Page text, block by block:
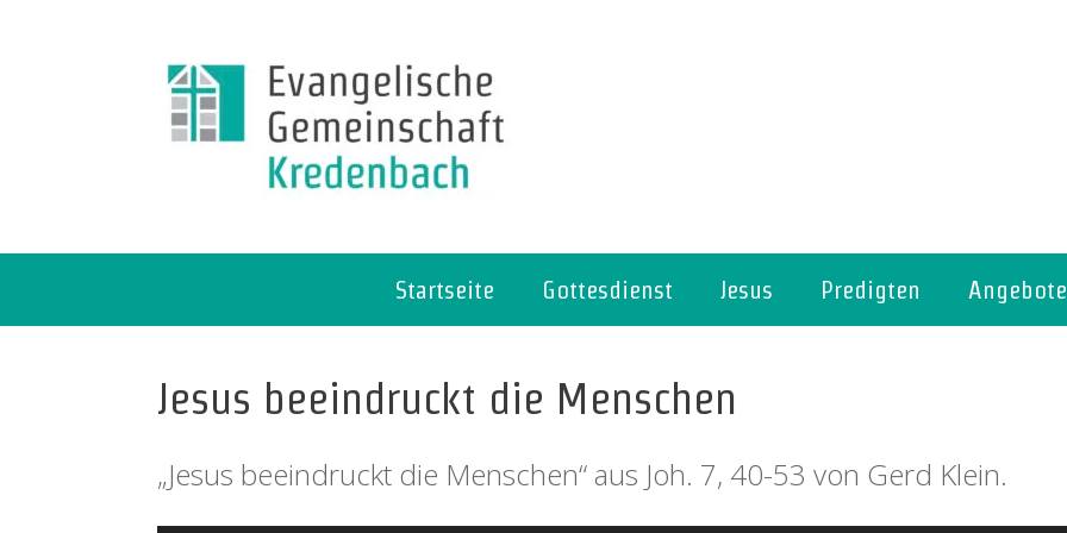
Startseite Gottesdienst Jesus Predigten Angebote
Jesus beeindruckt die Menschen
„Jesus beeindruckt die Menschen“ aus Joh. 7, 40-53 von Gerd Klein.